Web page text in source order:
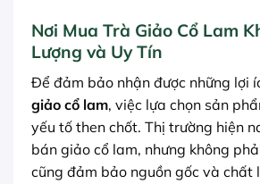
Nơi Mua Trà Giảo Cổ Lam
Lượng và Uy Tín
Để đảm bảo nhận được những lợi
giảo cổ lam, việc lựa chọn sản
yếu tố then chốt. Thị trường hiện
bán giảo cổ lam, nhưng không
cũng đảm bảo nguồn gốc và chất